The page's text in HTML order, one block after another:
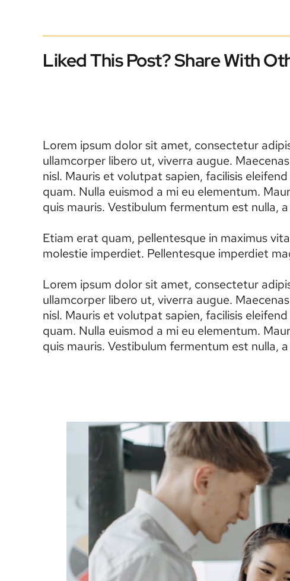
Liked This Post? Share With
Lorem ipsum dolor sit amet, consectetur
ullamcorper libero ut, viverra augue.
nisl. Mauris et volutpat sapien, facilisis
quam. Nulla euismod a mi eu elementum.
quis mauris. Vestibulum fermentum est nulla,
Etiam erat quam, pellentesque in maximus
molestie imperdiet. Pellentesque imperdiet
Lorem ipsum dolor sit amet, consectetur
ullamcorper libero ut, viverra augue.
nisl. Mauris et volutpat sapien, facilisis
quam. Nulla euismod a mi eu elementum.
quis mauris. Vestibulum fermentum est nulla,